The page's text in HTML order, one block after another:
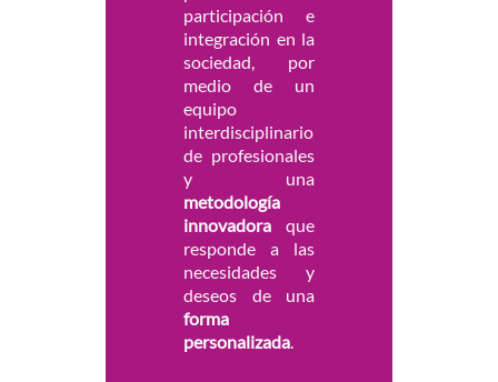
participación e
integración en la
sociedad, por
medio de un
equipo
interdisciplinario
de profesionales
y una
metodología
innovadora que
responde a las
necesidades y
deseos de una
forma
personalizada.